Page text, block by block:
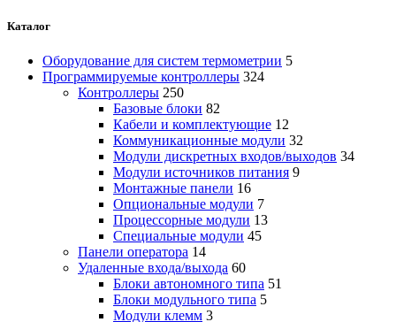
Каталог
Оборудование для систем термометрии 5
Программируемые контроллеры 324
Контроллеры 250
Базовые блоки 82
Кабели и комплектующие 12
Коммуникационные модули 32
Модули дискретных входов/выходов 34
Модули источников питания 9
Монтажные панели 16
Опциональные модули 7
Процессорные модули 13
Специальные модули 45
Панели оператора 14
Удаленные входа/выхода 60
Блоки автономного типа 51
Блоки модульного типа 5
Модули клемм 3